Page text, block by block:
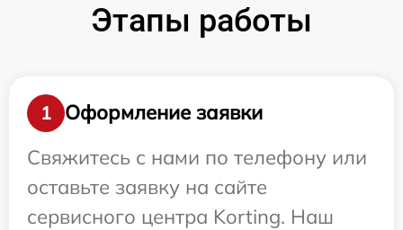
Этапы работы
1
Оформление заявки
Свяжитесь с нами по телефону или
оставьте заявку на сайте
сервисного центра Korting. Наш